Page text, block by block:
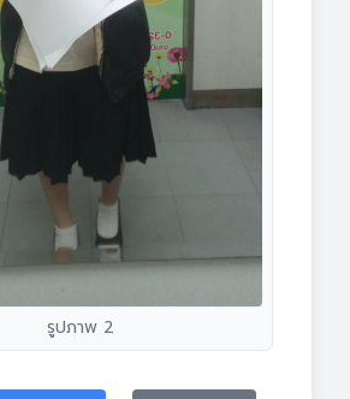
รูปภาพ 2